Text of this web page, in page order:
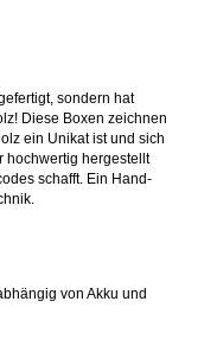
sondern hat
Diese Boxen zeichnen
ein Unikat ist und sich
hochwertig hergestellt
schafft. Ein Hand-
von Akku und